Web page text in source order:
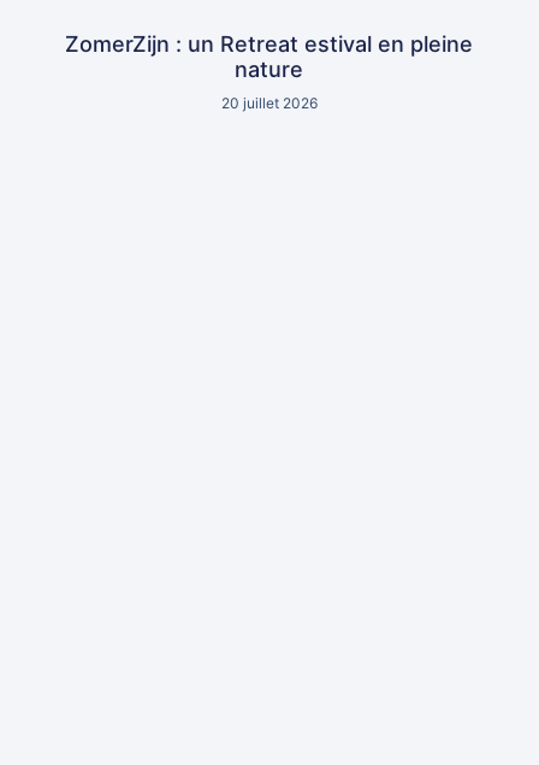
ZomerZijn : un Retreat estival en pleine
nature
20 juillet 2026